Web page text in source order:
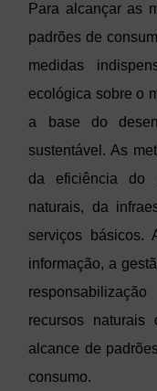
Para alcançar as
padrões de
medidas
ecológica sobre o
a base do
sustentável. As
da eficiência do
naturais, da
serviços básicos.
informação, a
recursos naturais
alcance de
consumo.